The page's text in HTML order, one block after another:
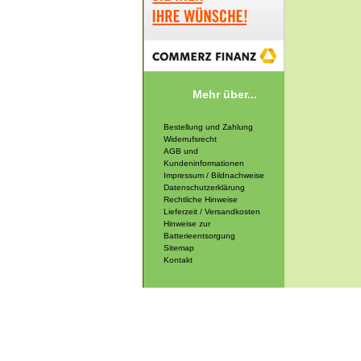
Mehr über...
Bestellung und Zahlung
Widerrufsrecht
AGB und
Kundeninformationen
Impressum / Bildnachweise
Datenschutzerklärung
Rechtliche Hinweise
Lieferzeit / Versandkosten
Hinweise zur
Batterieentsorgung
Sitemap
Kontakt